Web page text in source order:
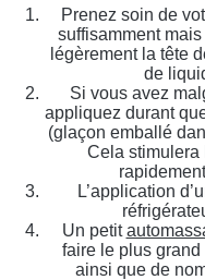
Prenez soin de
suffisamment
légèrement la tête
de
Si vous avez
appliquez durant
(glaçon emballé
Cela stimulera
L’application
Un petit
faire le plus
ainsi que de